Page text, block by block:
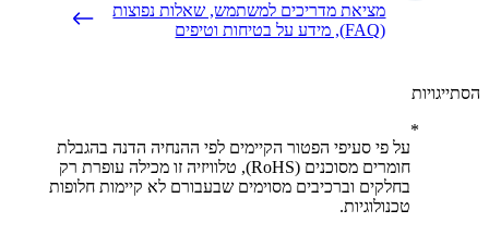
מציאת מדריכים למשתמש, שאלות נפוצות
על פי סעיפי הפטור הקיימים לפי ההנחיה הדנה בהגבלת
חומרים מסוכנים (RoHS), טלוויזיה זו מכילה עופרת רק
בחלקים וברכיבים מסוימים שבעבורם לא קיימות חלופות
טכנולוגיות.